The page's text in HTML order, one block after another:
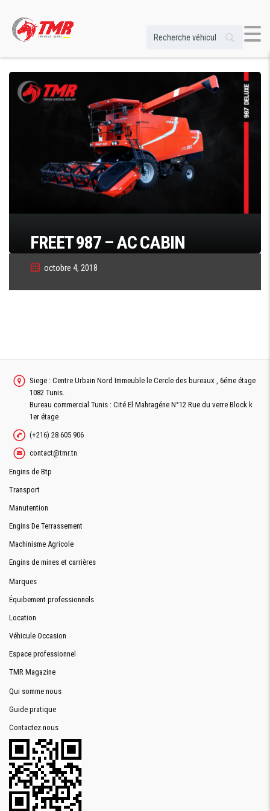
FREET 987 – AC CABIN
octobre 4, 2018
Siege : Centre Urbain Nord Immeuble le Cercle des bureaux , 6éme étage
1082 Tunis.
Bureau commercial Tunis : Cité El Mahragéne N°12 Rue du verre Block k
1er étage
(+216) 28 605 906
contact@tmr.tn
Engins de Btp
Transport
Manutention
Engins De Terrassement
Machinisme Agricole
Engins de mines et carrières
Marques
Équibement professionnels
Location
Véhicule Occasion
Espace professionnel
TMR Magazine
Qui somme nous
Guide pratique
Contactez nous